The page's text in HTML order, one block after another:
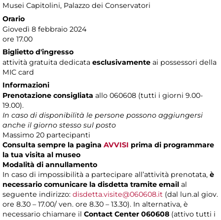
Musei Capitolini, Palazzo dei Conservatori
Orario
Giovedì 8 febbraio 2024
ore 17.00
Biglietto d'ingresso
attività gratuita dedicata esclusivamente ai possessori della
MIC card
Informazioni
Prenotazione consigliata allo 060608 (tutti i giorni 9.00-
19.00).
In caso di disponibilità le persone possono aggiungersi
anche il giorno stesso sul posto
Massimo 20 partecipanti
Consulta sempre la pagina AVVISI prima di programmare
la tua visita al museo
Modalità di annullamento
In caso di impossibilità a partecipare all’attività prenotata, è
necessario comunicare la disdetta tramite email al
seguente indirizzo: disdetta.visite@060608.it (dal lun.al giov.
ore 8.30 – 17.00/ ven. ore 8.30 – 13.30). In alternativa, è
necessario chiamare il Contact Center 060608 (attivo tutti i